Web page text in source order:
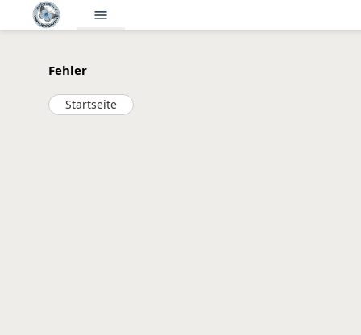
menu
Fehler
Startseite